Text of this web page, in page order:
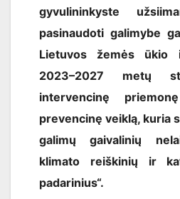
gyvulininkyste
pasinaudoti galimybe
Lietuvos žemės ūkio
2023–2027 metų
intervencinę
prevencinę veiklą, kuria
galimų gaivalinių
klimato reiškinių ir
padarinius“.